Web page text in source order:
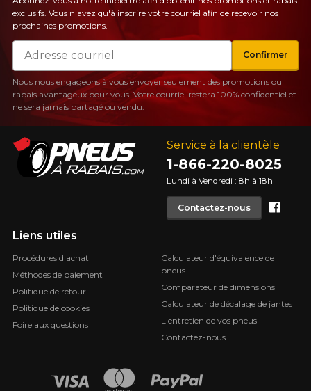
Service à la clientèle
1-866-220-8025
Lundi à Vendredi : 8h à 18h
Contactez-nous
Liens utiles
Procédures d'achat
Méthodes de paiement
Politique de retour
Politique de cookies
Foire aux questions
Calculateur d'équivalence de
pneus
Comparateur de dimensions
Calculateur de décalage de jantes
L'entretien de vos pneus
Contactez-nous
exclusifs. Vous n'avez qu'à inscrire votre courriel afin de recevoir nos
prochaines promotions.
Courriel
Confirmer
Nous nous engageons à vous envoyer seulement des promotions ou
rabais avantageux pour vous. Votre courriel restera 100% confidentiel et
ne sera jamais partagé ou vendu.